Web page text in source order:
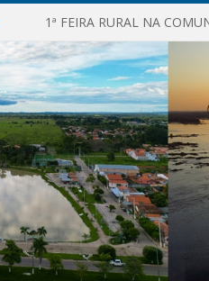
1ª FEIRA RURAL NA